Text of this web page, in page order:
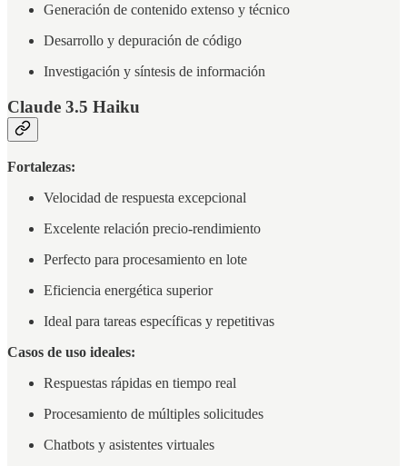
Generación de contenido extenso y técnico
Desarrollo y depuración de código
Investigación y síntesis de información
Claude 3.5 Haiku
Fortalezas:
Velocidad de respuesta excepcional
Excelente relación precio-rendimiento
Perfecto para procesamiento en lote
Eficiencia energética superior
Ideal para tareas específicas y repetitivas
Casos de uso ideales:
Respuestas rápidas en tiempo real
Procesamiento de múltiples solicitudes
Chatbots y asistentes virtuales